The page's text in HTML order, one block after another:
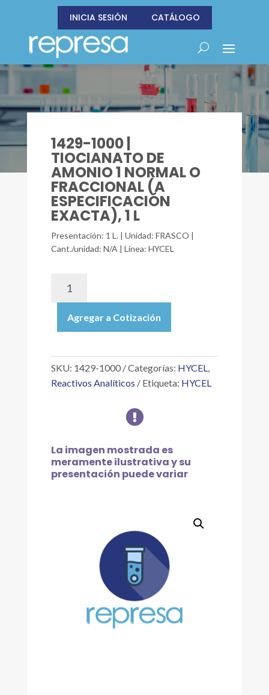
INICIA SESIÓN CATÁLOGO
1429-1000 |
TIOCIANATO DE
AMONIO 1 NORMAL O
FRACCIONAL (A
ESPECIFICACIÓN
EXACTA), 1 L
Presentación: 1 L. | Unidad: FRASCO |
Cant./unidad: N/A | Línea: HYCEL
1000
TIOCIANATO
DE
1
O
EXACTA),
1
L
Agregar a Cotización
SKU: 1429-1000 Categorías: HYCEL,
Reactivos Analíticos
Etiqueta: HYCEL

La imagen mostrada es
meramente ilustrativa y su
presentación puede variar